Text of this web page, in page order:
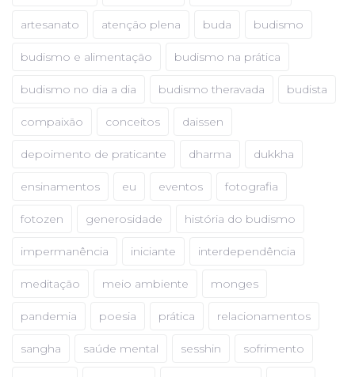
artesanato atenção plena buda budismo
budismo e alimentação budismo na prática
budismo no dia a dia budismo theravada budista
compaixão conceitos daissen
depoimento de praticante dharma dukkha
ensinamentos eu eventos fotografia
fotozen generosidade história do budismo
impermanência iniciante interdependência
meditação meio ambiente monges
pandemia poesia prática relacionamentos
sangha saúde mental sesshin sofrimento